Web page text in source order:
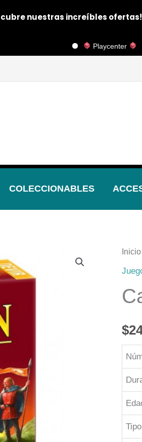
Playcenter
COLECCIONABLES
Inicio
$
nuestras increíbles ofertas!